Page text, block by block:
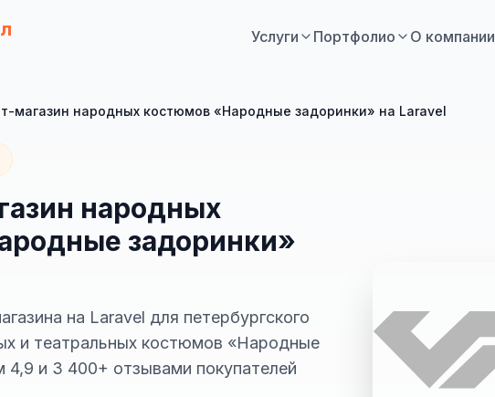
Услуги Портфолио О компании
магазин народных костюмов «Народные задоринки» на Laravel
народных
задоринки»
на Laravel для петербургского
и театральных костюмов «Народные
4,9 и 3 400+ отзывами покупателей